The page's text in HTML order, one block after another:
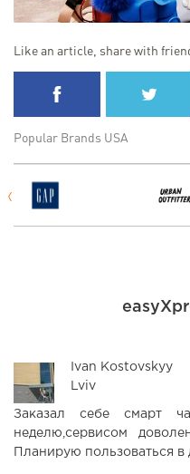
Like an article, share with
Popular Brands USA
Ivan Kostovskyy
Lviv
Заказал себе смарт
неделю,сервисом
Планирую пользоваться